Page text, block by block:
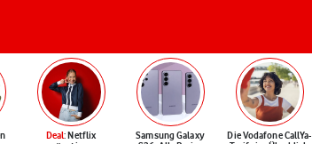
Deal: Netflix
Samsung Galaxy
Die Vodafone CallYa-